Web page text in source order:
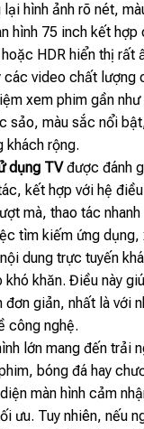
hình ảnh rõ nét,
hình 75 inch kết hợp
HDR hiển thị rất
các video chất lượng
xem phim gần
sảo, màu sắc nổi
khách rộng.
dụng TVđược đánh
kết hợp với hệ
mà, thao tác
tìm kiếm ứng dụng,
dung trực tuyến
khó khăn. Điều này
đơn giản, nhất là với
công nghệ.
lớn mang đến trải
bóng đá hay
màn hình cảm
ưu. Tuy nhiên, nếu